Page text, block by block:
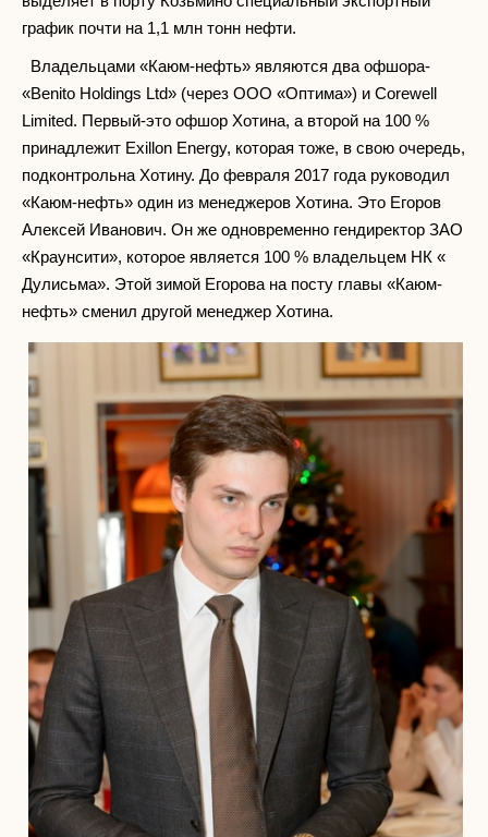
график почти на 1,1 млн тонн нефти.
Владельцами «Каюм-нефть» являются два офшора-
«Benito Holdings Ltd» (через ООО «Оптима») и Corewell
Limited. Первый-это офшор Хотина, а второй на 100 %
принадлежит Exillon Energy, которая тоже, в свою очередь,
подконтрольна Хотину. До февраля 2017 года руководил
«Каюм-нефть» один из менеджеров Хотина. Это Егоров
Алексей Иванович. Он же одновременно гендиректор ЗАО
«Краунсити», которое является 100 % владельцем НК «
Дулисьма». Этой зимой Егорова на посту главы «Каюм-
нефть» сменил другой менеджер Хотина.